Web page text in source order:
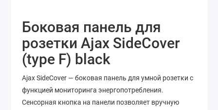
Боковая панель для
розетки Ajax SideCover
(type F) black
Ajax SideCover — боковая панель для умной розетки с
функцией мониторинга энергопотребления.
Сенсорная кнопка на панели позволяет вручную